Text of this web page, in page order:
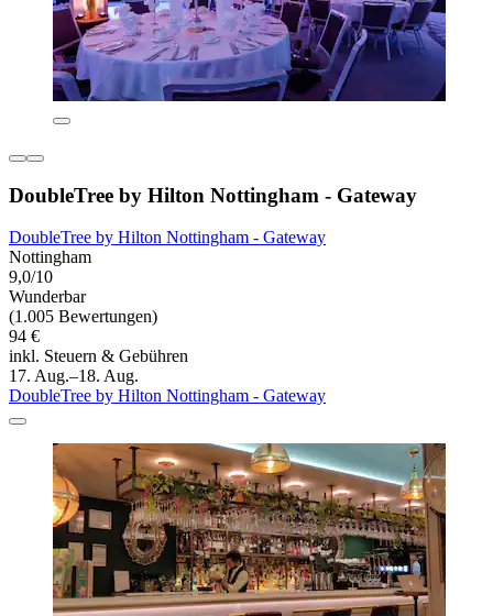
DoubleTree by Hilton Nottingham - Gateway
DoubleTree by Hilton Nottingham - Gateway
Nottingham
9,0/10
Wunderbar
(1.005 Bewertungen)
94 €
inkl. Steuern & Gebühren
17. Aug.–18. Aug.
DoubleTree by Hilton Nottingham - Gateway